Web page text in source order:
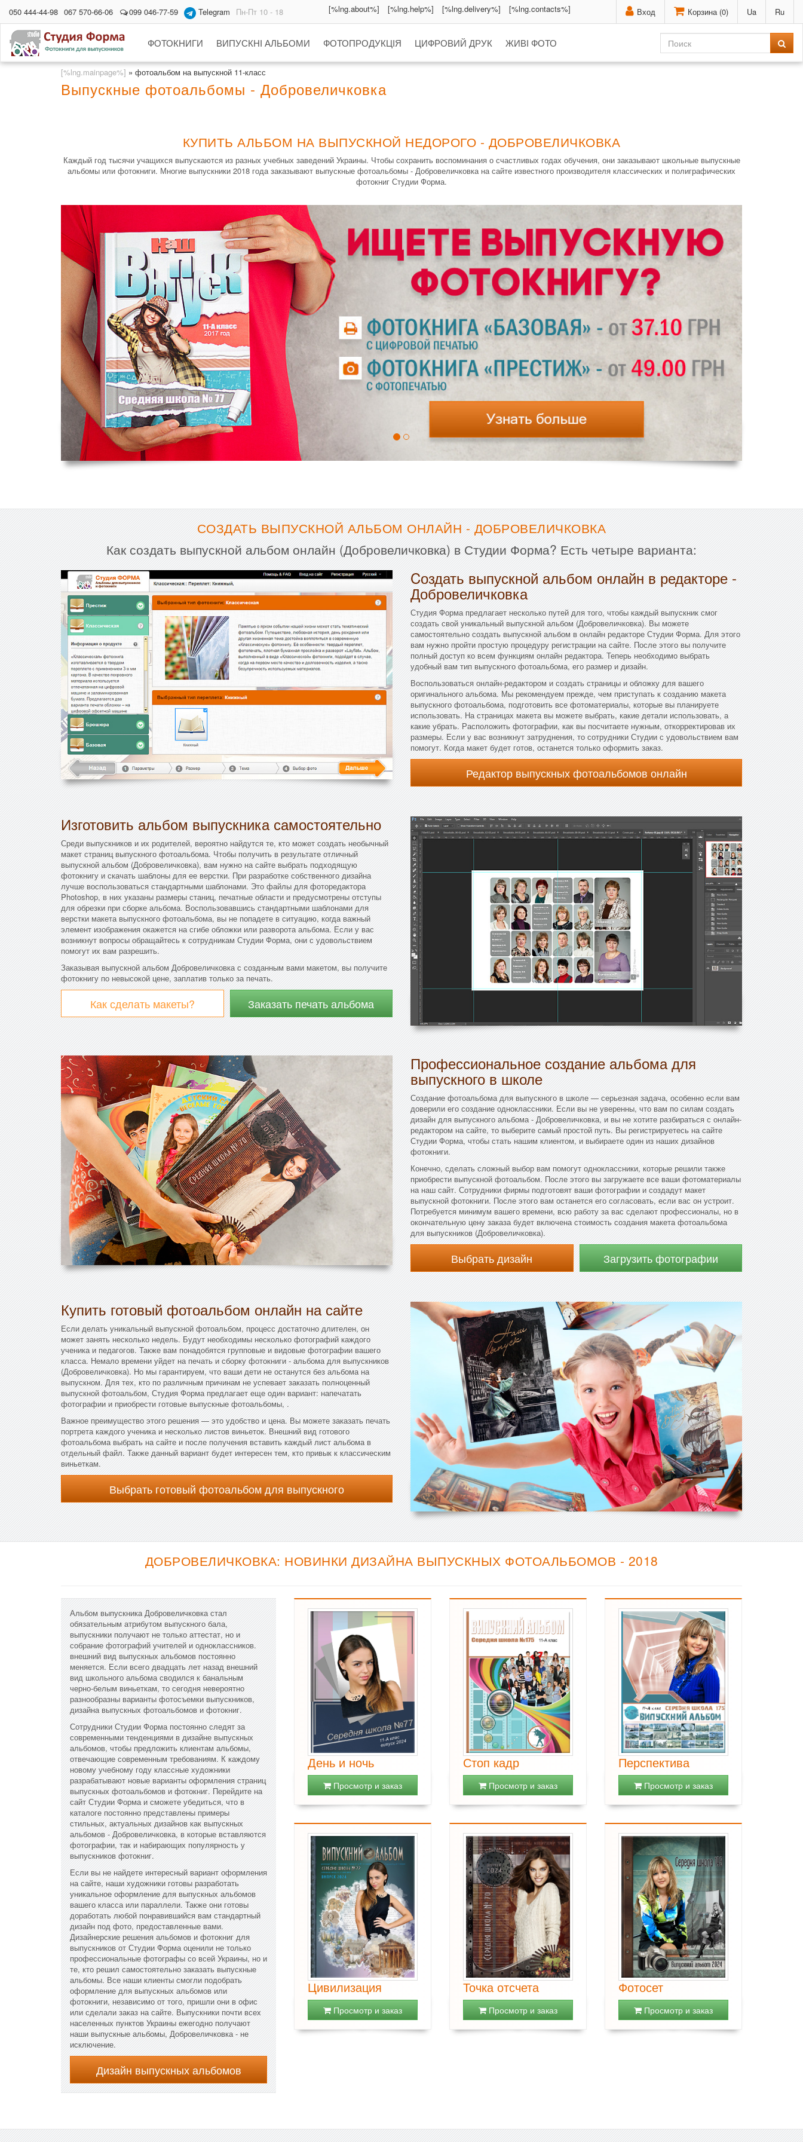
Вход Корзина (0) Ua Ru
050 444-44-98 067 570-66-06 099 046-77-59 Telegram Пн-Пт 10 - 18 [%lng.about%] [%lng.help%] [%lng.delivery%] [%lng.contacts%]
ФОТОКНИГИ ВИПУСКНІ АЛЬБОМИ ФОТОПРОДУКЦІЯ ЦИФРОВИЙ ДРУК ЖИВІ ФОТО
[%lng.mainpage%] » фотоальбом на выпускной 11-класс
Выпускные фотоальбомы - Добровеличковка
КУПИТЬ АЛЬБОМ НА ВЫПУСКНОЙ НЕДОРОГО - ДОБРОВЕЛИЧКОВКА
Каждый год тысячи учащихся выпускаются из разных учебных заведений Украины. Чтобы сохранить воспоминания о счастливых годах обучения, они заказывают школьные выпускные
альбомы или фотокниги. Многие выпускники 2018 года заказывают выпускные фотоальбомы - Добровеличковка на сайте известного производителя классических и полиграфических
фотокниг Студии Форма.
СОЗДАТЬ ВЫПУСКНОЙ АЛЬБОМ ОНЛАЙН - ДОБРОВЕЛИЧКОВКА
Как создать выпускной альбом онлайн (Добровеличковка) в Студии Форма? Есть четыре варианта:
Cоздать выпускной альбом онлайн в редакторе -
Добровеличковка
Студия Форма предлагает несколько путей для того, чтобы каждый выпускник смог
создать свой уникальный выпускной альбом (Добровеличковка). Вы можете
самостоятельно создать выпускной альбом в онлайн редакторе Студии Форма. Для этого
вам нужно пройти простую процедуру регистрации на сайте. После этого вы получите
полный доступ ко всем функциям онлайн редактора. Теперь необходимо выбрать
удобный вам тип выпускного фотоальбома, его размер и дизайн.
Воспользоваться онлайн-редактором и создать страницы и обложку для вашего
оригинального альбома. Мы рекомендуем прежде, чем приступать к созданию макета
выпускного фотоальбома, подготовить все фотоматериалы, которые вы планируете
использовать. На страницах макета вы можете выбрать, какие детали использовать, а
какие убрать. Расположить фотографии, как вы посчитаете нужным, откорректировав их
размеры. Если у вас возникнут затруднения, то сотрудники Студии с удовольствием вам
помогут. Когда макет будет готов, останется только оформить заказ.
Редактор выпускных фотоальбомов онлайн
Изготовить альбом выпускника самостоятельно
Среди выпускников и их родителей, вероятно найдутся те, кто может создать необычный
макет страниц выпускного фотоальбома. Чтобы получить в результате отличный
выпускной альбом (Добровеличковка), вам нужно на сайте выбрать подходящую
фотокнигу и скачать шаблоны для ее верстки. При разработке собственного дизайна
лучше воспользоваться стандартными шаблонами. Это файлы для фоторедактора
Photoshop, в них указаны размеры станиц, печатные области и предусмотрены отступы
для обрезки при сборке альбома. Воспользовавшись стандартными шаблонами для
верстки макета выпускного фотоальбома, вы не попадете в ситуацию, когда важный
элемент изображения окажется на сгибе обложки или разворота альбома. Если у вас
возникнут вопросы обращайтесь к сотрудникам Студии Форма, они с удовольствием
помогут их вам разрешить.
Заказывая выпускной альбом Добровеличковка с созданным вами макетом, вы получите
фотокнигу по невысокой цене, заплатив только за печать.
Как сделать макеты? Заказать печать альбома
Профессиональное создание альбома для
выпускного в школе
Создание фотоальбома для выпускного в школе — серьезная задача, особенно если вам
доверили его создание одноклассники. Если вы не уверенны, что вам по силам создать
дизайн для выпускного альбома - Добровеличковка, и вы не хотите разбираться с онлайн-
редактором на сайте, то выберите самый простой путь. Вы регистрируетесь на сайте
Студии Форма, чтобы стать нашим клиентом, и выбираете один из наших дизайнов
фотокниги.
Конечно, сделать сложный выбор вам помогут одноклассники, которые решили также
приобрести выпускной фотоальбом. После этого вы загружаете все ваши фотоматериалы
на наш сайт. Сотрудники фирмы подготовят ваши фотографии и создадут макет
выпускной фотокниги. После этого вам останется его согласовать, если вас он устроит.
Потребуется минимум вашего времени, всю работу за вас сделают профессионалы, но в
окончательную цену заказа будет включена стоимость создания макета фотоальбома
для выпускников (Добровеличковка).
Выбрать дизайн Загрузить фотографии
Купить готовый фотоальбом онлайн на сайте
Если делать уникальный выпускной фотоальбом, процесс достаточно длителен, он
может занять несколько недель. Будут необходимы несколько фотографий каждого
ученика и педагогов. Также вам понадобятся групповые и видовые фотографии вашего
класса. Немало времени уйдет на печать и сборку фотокниги - альбома для выпускников
(Добровеличковка). Но мы гарантируем, что ваши дети не останутся без альбома на
выпускном. Для тех, кто по различным причинам не успевает заказать полноценный
выпускной фотоальбом, Студия Форма предлагает еще один вариант: напечатать
фотографии и приобрести готовые выпускные фотоальбомы, .
Важное преимущество этого решения — это удобство и цена. Вы можете заказать печать
портрета каждого ученика и несколько листов виньеток. Внешний вид готового
фотоальбома выбрать на сайте и после получения вставить каждый лист альбома в
отдельный файл. Также данный вариант будет интересен тем, кто привык к классическим
виньеткам.
Выбрать готовый фотоальбом для выпускного
ДОБРОВЕЛИЧКОВКА: НОВИНКИ ДИЗАЙНА ВЫПУСКНЫХ ФОТОАЛЬБОМОВ - 2018
Альбом выпускника Добровеличковка стал
обязательным атрибутом выпускного бала,
выпускники получают не только аттестат, но и
собрание фотографий учителей и одноклассников.
внешний вид выпускных альбомов постоянно
меняется. Если всего двадцать лет назад внешний
вид школьного альбома сводился к банальным
черно-белым виньеткам, то сегодня невероятно
разнообразны варианты фотосъемки выпускников,
дизайна выпускных фотоальбомов и фотокниг.
Сотрудники Студии Форма постоянно следят за
современными тенденциями в дизайне выпускных
альбомов, чтобы предложить клиентам альбомы,
отвечающие современным требованиям. К каждому
новому учебному году классные художники
разрабатывают новые варианты оформления страниц
выпускных фотоальбомов и фотокниг. Перейдите на
сайт Студии Форма и сможете убедиться, что в
каталоге постоянно представлены примеры
стильных, актуальных дизайнов как выпускных
альбомов - Добровеличковка, в которые вставляются
фотографии, так и набирающих популярность у
выпускников фотокниг.
Если вы не найдете интересный вариант оформления
на сайте, наши художники готовы разработать
уникальное оформление для выпускных альбомов
вашего класса или параллели. Также они готовы
доработать любой понравившийся вам стандартный
дизайн под фото, предоставленные вами.
Дизайнерские решения альбомов и фотокниг для
выпускников от Студии Форма оценили не только
профессиональные фотографы со всей Украины, но и
те, кто решил самостоятельно заказать выпускные
альбомы. Все наши клиенты смогли подобрать
оформление для выпускных альбомов или
фотокниги, независимо от того, пришли они в офис
или сделали заказ на сайте. Выпускники почти всех
населенных пунктов Украины ежегодно получают
наши выпускные альбомы, Добровеличковка - не
исключение.
Дизайн выпускных альбомов
День и ночь
Просмотр и заказ
Стоп кадр
Просмотр и заказ
Перспектива
Просмотр и заказ
Цивилизация
Просмотр и заказ
Точка отсчета
Просмотр и заказ
Фотосет
Просмотр и заказ